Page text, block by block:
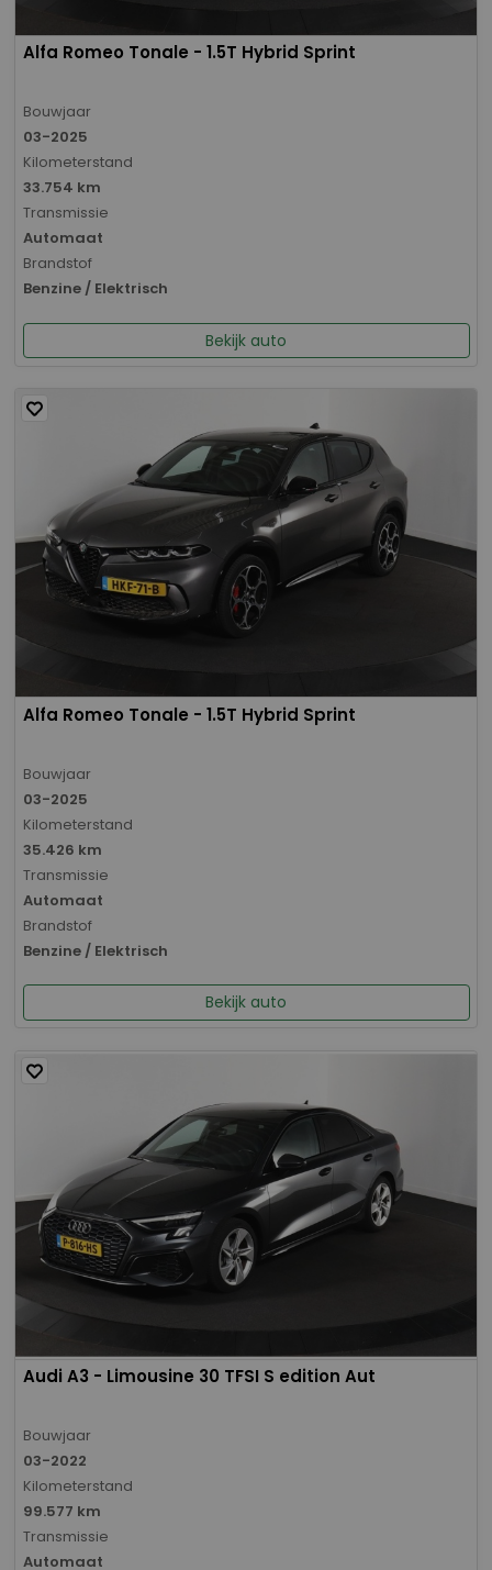
Alfa Romeo Tonale - 1.5T Hybrid Sprint
Bouwjaar
03-2025
Kilometerstand
33.754 km
Transmissie
Automaat
Brandstof
Benzine / Elektrisch
Bekijk auto
Alfa Romeo Tonale - 1.5T Hybrid Sprint
Bouwjaar
03-2025
Kilometerstand
35.426 km
Transmissie
Automaat
Brandstof
Benzine / Elektrisch
Bekijk auto
Audi A3 - Limousine 30 TFSI S edition Aut
Bouwjaar
03-2022
Kilometerstand
99.577 km
Transmissie
Automaat